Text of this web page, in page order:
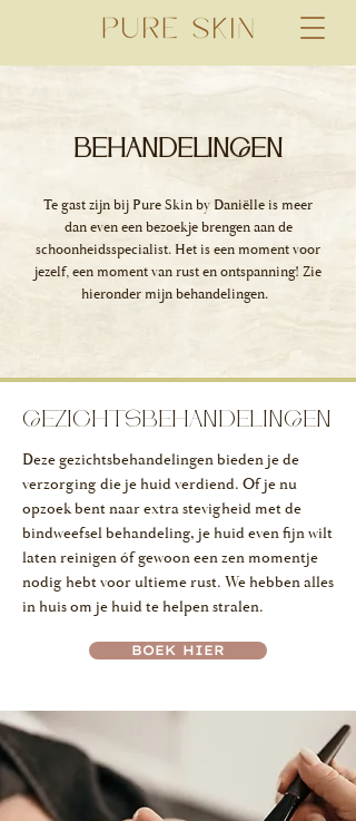
BEHANDELINGEN
Te gast zijn bij Pure Skin by Daniëlle is meer
dan even een bezoekje brengen aan de
schoonheidsspecialist. Het is een moment voor
jezelf, een moment van rust en ontspanning! Zie
hieronder mijn behandelingen.
GEZICHTSBEHANDELINGEN
Deze gezichtsbehandelingen bieden je de
verzorging die je huid verdiend. Of je nu
opzoek bent naar extra stevigheid met de
bindweefsel behandeling, je huid even fijn wilt
laten reinigen óf gewoon een zen momentje
nodig hebt voor ultieme rust. We hebben alles
in huis om je huid te helpen stralen.
BOEK HIER